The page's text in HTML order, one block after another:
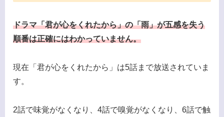
ドラマ「君が心をくれたから」の「雨」が五感を失う
順番は正確にはわかっていません。
現在「君が心をくれたから」は5話まで放送されていま
す。
2話で味覚がなくなり、4話で嗅覚がなくなり、6話で触